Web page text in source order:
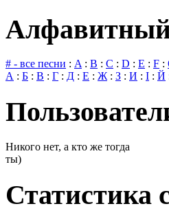
Алфавитный
# - все песни : A : B : C : D : E : F :
А : Б : В : Г : Д : Е : Ж : З : И : І : Й
Никого нет, а кто же тогда
ты)
Статистика